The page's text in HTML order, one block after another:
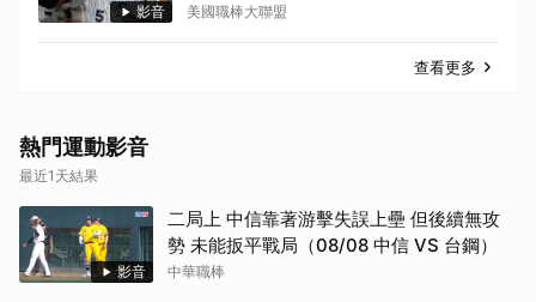
影音 美國職棒大聯盟
查看更多
熱門運動影音
最近1天結果
影音
二局上 中信靠著游擊失誤上壘 但後續無攻
勢 未能扳平戰局（08/08 中信 VS 台鋼）
中華職棒